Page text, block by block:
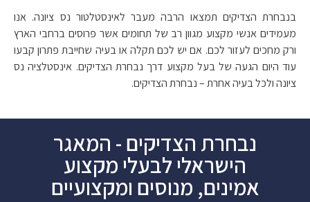
בנבחרת הצדיקים תמצאו הרבה מעבר לאינסטלטור נס ציונה. אנו
מעמידים אנשי מקצוע מגוון רב של תחומים אשר פרוסים ברחבי הארץ
ורק מחכים לעזור לכם. אם יש לכם תקלה או בעיה שחייבת פתרון קבעו
עוד היום הגעה של בעל מקצוע דרך נבחרת הצדיקים. אינסטלציה נס
ציונה ולכל בעיה אחרת – נבחרת הצדיקים.
נבחרת הצדיקים - המאגר
הישראלי לבעלי מקצוע
אמינים, מנוסים ומקצועיים